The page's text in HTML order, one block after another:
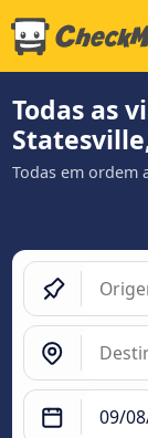
Todas as
Todas em ordem